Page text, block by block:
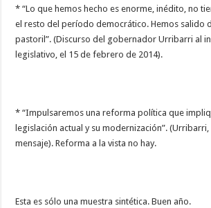
* “Lo que hemos hecho es enorme, inédito, no
el resto del período democrático. Hemos salido
pastoril”. (Discurso del gobernador Urribarri al
legislativo, el 15 de febrero de 2014).
* “Impulsaremos una reforma política que
legislación actual y su modernización”.
mensaje). Reforma a la vista no hay.
Esta es sólo una muestra sintética. Buen año.